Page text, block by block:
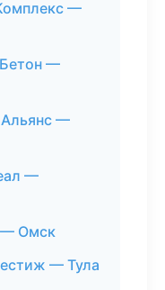
—
—
Альянс —
—
— Омск
— Тула